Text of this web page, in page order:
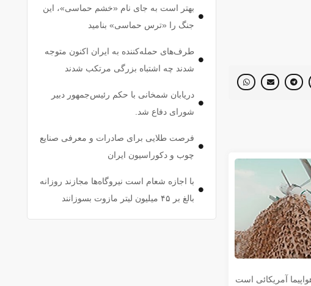
آمریکائی است
بهتر است به جای نام «خشم حماسی»، این
جنگ را «ترس حماسی» بنامید
طرف‌های حمله‌کننده به ایران اکنون متوجه
شدند چه اشتباه بزرگی مرتکب شدند
دریابان شمخانی با حکم رئیس‌جمهور دبیر
شورای دفاع شد.
فرصت طلایی برای صادرات و معرفی صنایع
چوب و دکوراسیون ایران
با اجازه شعام است نیروگاه‌ها مجازند روزانه
بالغ بر ۴۵ میلیون لیتر مازوت بسوزانند